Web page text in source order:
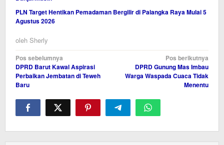
PLN Target Hentikan Pemadaman Bergilir di Palangka Raya Mulai 5
Agustus 2026
oleh Sherly
Navigasi
pos
Pos sebelumnya
DPRD Barut Kawal Aspirasi
Perbaikan Jembatan di Teweh
Baru
Pos berikutnya
DPRD Gunung Mas Imbau
Warga Waspada Cuaca Tidak
Menentu